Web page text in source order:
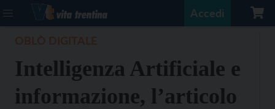
Accedi
Intelligenza Artificiale e
informazione, l’articolo